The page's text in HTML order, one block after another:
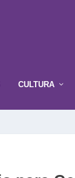
CULTURA